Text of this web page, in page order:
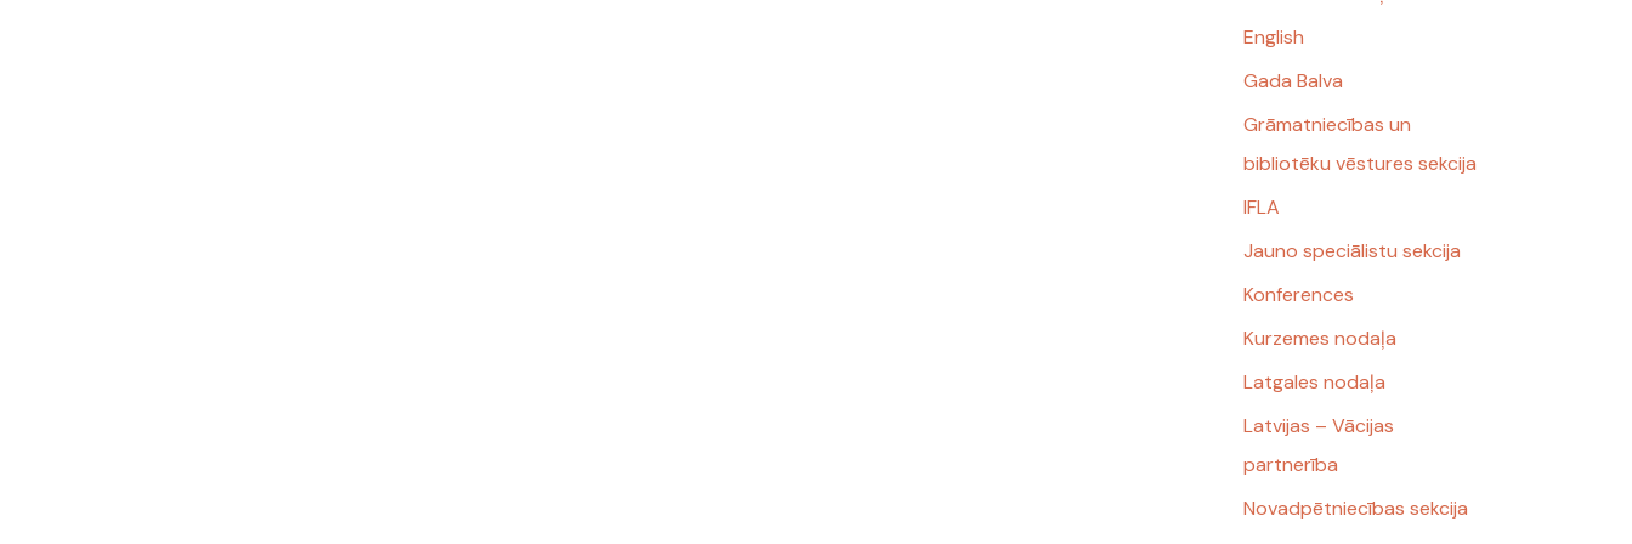
English
Gada Balva
Grāmatniecības un
bibliotēku vēstures sekcija
IFLA
Jauno speciālistu sekcija
Konferences
Kurzemes nodaļa
Latgales nodaļa
Latvijas – Vācijas
partnerība
Novadpētniecības sekcija